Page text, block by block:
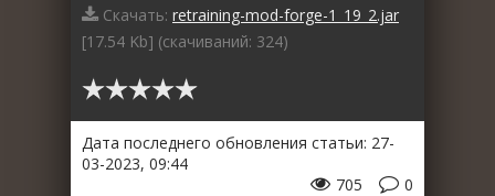
Скачать: retraining-mod-forge-1_19_2.jar
[17.54 Kb] (cкачиваний: 324)
Дата последнего обновления статьи: 27-
03-2023, 09:44
0
705